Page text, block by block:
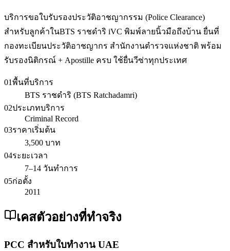
บริการขอใบรับรองประวัติอาชญากรรม (Police Clearance)
สำหรับลูกค้าในBTS ราชดำริ iVC พิมพ์ลายนิ้วมือถึงบ้าน ยื่นที่
กองทะเบียนประวัติอาชญากร สำนักงานตำรวจแห่งชาติ พร้อม
รับรองนิติกรณ์ + Apostille ครบ ใช้ยื่นวีซ่าทุกประเทศ
01พื้นที่บริการ
BTS ราชดำริ (BTS Ratchadamri)
02ประเภทบริการ
Criminal Record
03ราคาเริ่มต้น
3,500 บาท
04ระยะเวลา
7–14 วันทำการ
05ก่อตั้ง
2011
เคสตัวอย่างที่ทำจริง
PCC สำหรับใบทำงาน UAE